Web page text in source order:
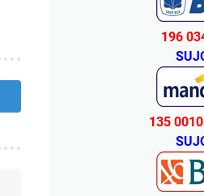
196
135